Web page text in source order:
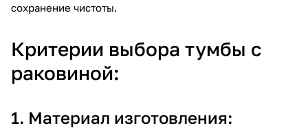
сохранение чистоты.
Критерии выбора тумбы с
раковиной:
1. Материал изготовления: